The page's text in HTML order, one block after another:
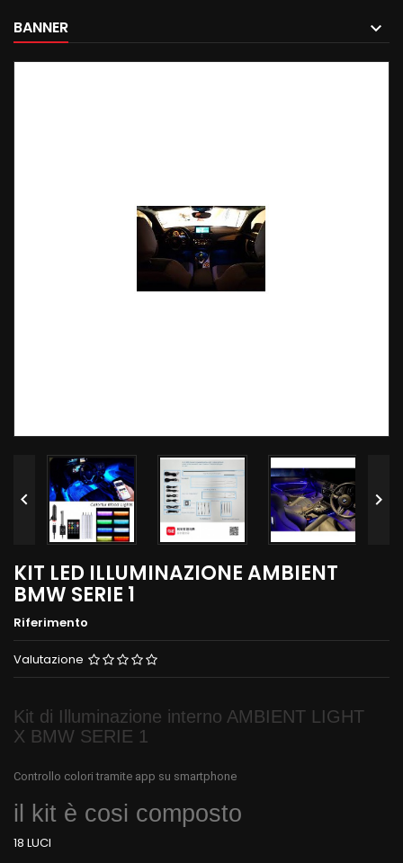
BANNER
 
KIT LED ILLUMINAZIONE AMBIENT
BMW SERIE 1
Riferimento
Valutazione
Kit di Illuminazione interno AMBIENT LIGHT
X BMW SERIE 1
Controllo colori tramite app su smartphone
il kit è cosi composto
18 LUCI